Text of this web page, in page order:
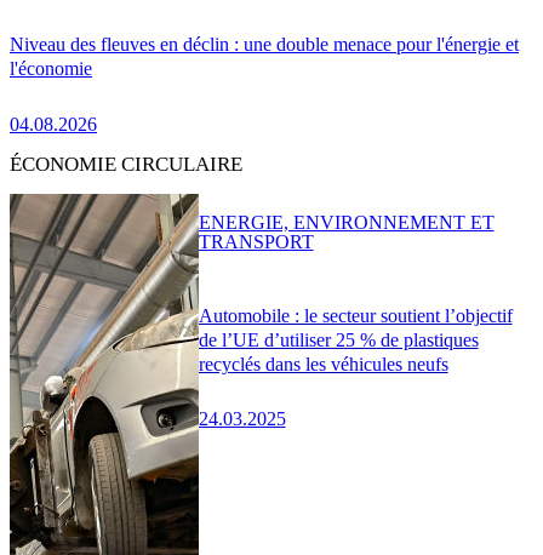
Niveau des fleuves en déclin : une double menace pour l'énergie et
l'économie
04.08.2026
ÉCONOMIE CIRCULAIRE
Automobile : le secteur soutient l’objectif
de l’UE d’utiliser 25 % de plastiques
recyclés dans les véhicules neufs
24.03.2025
ENERGIE, ENVIRONNEMENT ET
TRANSPORT